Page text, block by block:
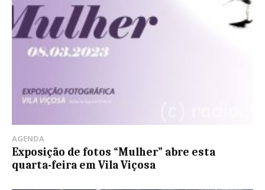
AGENDA
Exposição de fotos “Mulher” abre esta
quarta-feira em Vila Viçosa